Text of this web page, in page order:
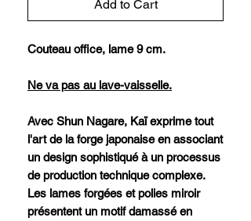
Add to Cart
Couteau office, lame 9 cm.
Ne va pas au lave-vaisselle.
Avec Shun Nagare, Kaï exprime tout
l'art de la forge japonaise en associant
un design sophistiqué à un processus
de production technique complexe.
Les lames forgées et polies miroir
présentent un motif damassé en